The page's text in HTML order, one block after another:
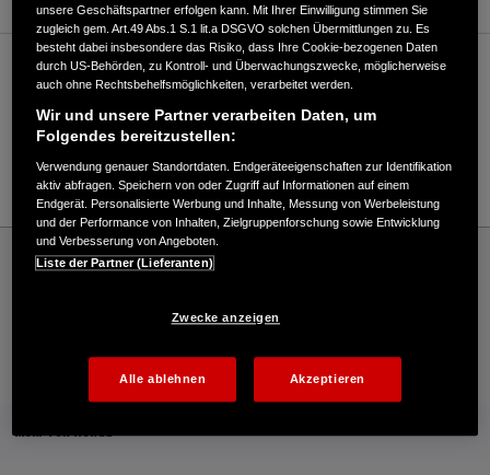
Verkauf / Kundendienst
034244/53323
E-Mail
Honda
Industrie
Endress Doberschütz GmbH - Industrial – Honda - HONDA Deutschland Offizielle
Mehr von Honda
unsere Geschäftspartner erfolgen kann. Mit Ihrer Einwilligung stimmen Sie
zugleich gem. Art.49 Abs.1 S.1 lit.a DSGVO solchen Übermittlungen zu. Es
besteht dabei insbesondere das Risiko, dass Ihre Cookie-bezogenen Daten
durch US-Behörden, zu Kontroll- und Überwachungszwecke, möglicherweise
auch ohne Rechtsbehelfsmöglichkeiten, verarbeitet werden.
Wir und unsere Partner verarbeiten Daten, um
Folgendes bereitzustellen:
Verwendung genauer Standortdaten. Endgeräteeigenschaften zur Identifikation
aktiv abfragen. Speichern von oder Zugriff auf Informationen auf einem
Endgerät. Personalisierte Werbung und Inhalte, Messung von Werbeleistung
und der Performance von Inhalten, Zielgruppenforschung sowie Entwicklung
und Verbesserung von Angeboten.
Liste der Partner (Lieferanten)
Zwecke anzeigen
Alle ablehnen Akzeptieren